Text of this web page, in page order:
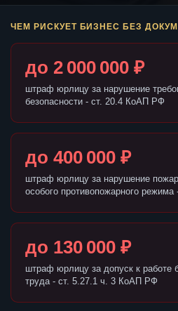
ЧЕМ РИСКУЕТ БИЗНЕС БЕЗ
до 2 000 000 ₽
штраф юрлицу за нарушение
безопасности - ст. 20.4 КоАП РФ
до 400 000 ₽
штраф юрлицу за нарушение
особого противопожарного
до 130 000 ₽
штраф юрлицу за допуск к работе
труда - ст. 5.27.1 ч. 3 КоАП РФ